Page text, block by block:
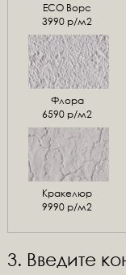
ЕСО Ворс
3990 р/м2
Флора
6590 р/м2
Кракелюр
9990 р/м2
3. Введите